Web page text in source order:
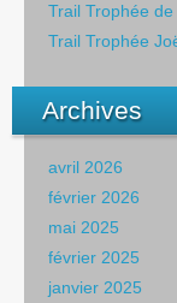
Trail Trophée
Trail Trophée
Archives
avril 2026
février 2026
mai 2025
février 2025
janvier 2025